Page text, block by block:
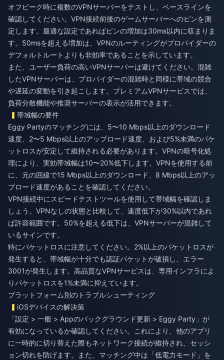
オフピーク時に複数のVPNサーバーをテストし、ベースラインを
確認してください。VPN接続前後のゲームサーバーへのピンを測
定します。最適な設定であればピンの増加は30ms以内に収まりま
す。50msを超える増加は、VPNのルーティングがプロバイダーの
デフォルトルートよりも非効率であることを示しています。
また、ユーザー負荷の高いVPNサーバーは避けてください。混雑
したVPNサーバーは、プロバイダーの混雑時と同様に帯域の競合
や遅延の変動を引き起こします。プレミアムVPNサービスでは、
負荷分散機能や推奨サーバーの表示が活用できます。
帯域幅の要件
Eggy Partyのマッチングには、5〜10 Mbps以上のダウンロード
速度、2〜5 Mbps以上のアップロード速度、および5%未満のパケ
ットロスが安定して維持される必要があります。VPNの暗号化処
理により、実効帯域幅は10〜20%低下します。VPNを使用する前
に、元の回線で15 Mbps以上のダウンロード、8 Mbps以上のアッ
プロード速度があることを確認してください。
VPN接続中にスピードテストツールを使用して帯域幅を確認しま
しょう。VPNなしの状態と比較して、速度低下が30%以内であれ
ば許容範囲です。50%を超える低下は、VPNサーバーが混雑して
いるサインです。
特にパケットロスに注意してください。2%以上のパケットロスが
発生すると、帯域幅が十分でも認証パケットが破損し、エラー
3001が発生します。高品質なVPNサービスは、専用インフラによ
りパケットロスを1%未満に抑えています。
プラットフォーム別のトラブルシューティング
iOSデバイスの解決策
「設定 > 一般 > Appのバックグラウンド更新 > Eggy Party」が
有効になっているか確認してください。これにより、他のアプリ
に一時的に切り替えた際もネットワーク接続が維持され、セッシ
ョン切れを防げます。また、マッチング中は「低電力モード」を